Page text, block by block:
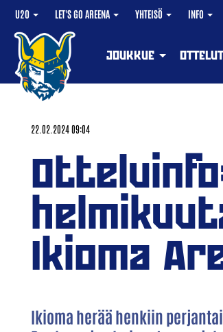
U20 LET'S GO AREENA YHTEISÖ INFO
JOUKKUE
22.02.2024 09:04
Ikioma
Ikioma herää henkiin